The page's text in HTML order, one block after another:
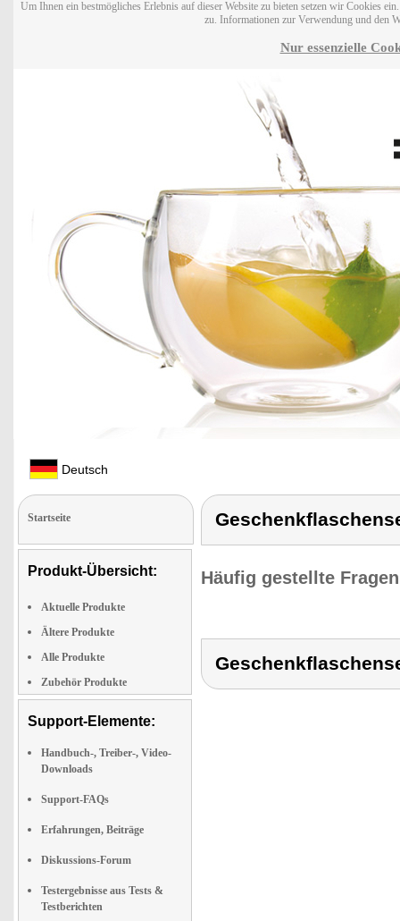
Um Ihnen ein bestmögliches Erlebnis auf dieser Website zu bieten setzen wir Cookies
zu. Informationen zur Verwendung und den
Nur essenzielle
Deutsch
Startseite
Produkt-Übersicht:
Aktuelle Produkte
Ältere Produkte
Alle Produkte
Zubehör Produkte
Support-Elemente:
Handbuch-, Treiber-, Video-
Downloads
Support-FAQs
Erfahrungen, Beiträge
Diskussions-Forum
Testergebnisse aus Tests &
Testberichten
Häufig gestellte